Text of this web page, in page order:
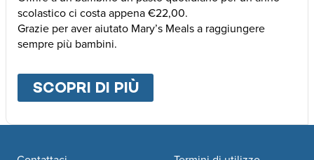
scolastico ci costa appena €22,00.
Grazie per aver aiutato Mary’s Meals a raggiungere
sempre più bambini.
SCOPRI DI PIÙABOUT